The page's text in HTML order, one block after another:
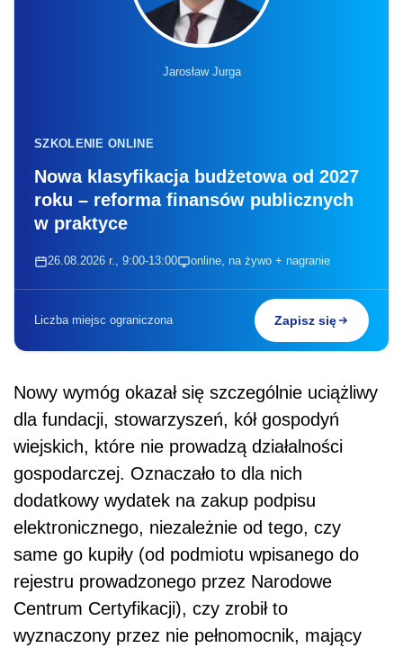
Jarosław Jurga
SZKOLENIE ONLINE
Nowa klasyfikacja budżetowa od 2027
roku – reforma finansów publicznych
w praktyce
26.08.2026 r., 9:00-13:00 online, na żywo + nagranie
Liczba miejsc ograniczona Zapisz się
Nowy wymóg okazał się szczególnie uciążliwy
dla fundacji, stowarzyszeń, kół gospodyń
wiejskich, które nie prowadzą działalności
gospodarczej. Oznaczało to dla nich
dodatkowy wydatek na zakup podpisu
elektronicznego, niezależnie od tego, czy
same go kupiły (od podmiotu wpisanego do
rejestru prowadzonego przez Narodowe
Centrum Certyfikacji), czy zrobił to
wyznaczony przez nie pełnomocnik, mający